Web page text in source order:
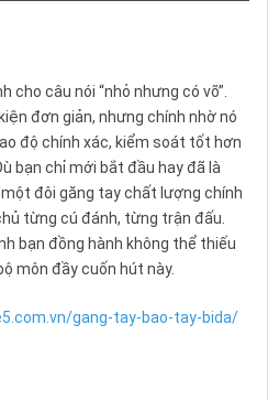
cho câu nói “nhỏ nhưng có võ”.
đơn giản, nhưng chính nhờ nó
độ chính xác, kiểm soát tốt hơn
bạn chỉ mới bắt đầu hay đã là
đôi găng tay chất lượng chính
từng cú đánh, từng trận đấu.
bạn đồng hành không thể thiếu
môn đầy cuốn hút này.
gang-tay-bao-tay-bida/